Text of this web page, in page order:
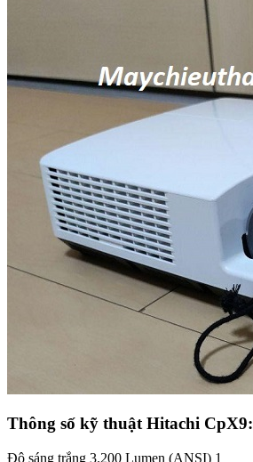
Thông số kỹ thuật Hitachi CpX9:
Độ sáng trắng 3.200 Lumen (ANSI) 1